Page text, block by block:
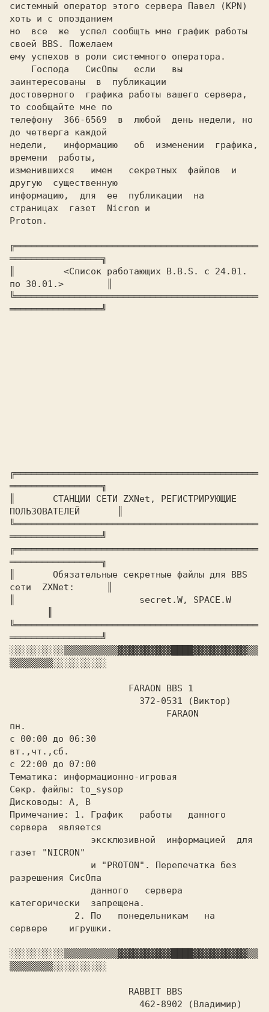
системный оператор этого сервера Павел (KPN)
хоть и с опозданием
но  все  же  успел сообщть мне график работы
своей BBS. Пожелаем
ему успехов в роли системного оператора.
заинтересованы  в  публикации
достоверного  графика работы вашего сервера,
то сообщайте мне по
телефону  366-6569  в  любой  день недели, но
до четверга каждой
недели,   информацию   об  изменении  графика,
времени  работы,
изменившихся   имен   секретных  файлов  и
другую  существенную
информацию,  для  ее  публикации  на
страницах  газет  Nicron и
Proton.
╔═════════════════════════════════════════════
═════════════════╗
<Список работающих B.B.S. с 24.01.
по 30.01.>
╚═════════════════════════════════════════════
╔═════════════════════════════════════════════
═════════════════╗
СТАHЦИИ СЕТИ ZXNet, РЕГИСТРИРУЮЩИЕ
ПОЛЬЗОВАТЕЛЕЙ
╚═════════════════════════════════════════════
═════════════════╝
╔═════════════════════════════════════════════
═════════════════╗
Обязательные секретные файлы для BBS
сети  ZXNet:
secret.W, SPACE.W
╚═════════════════════════════════════════════
░░░░░░░░░░▒▒▒▒▒▒▒▒▒▒▓▓▓▓▓▓▓▓▓▓ ▓▓▓▓▓▓▓▓▓▓▒▒
▒▒▒▒▒▒▒▒░░░░░░░░░░
пн.
с 00:00 до 06:30
вт.,чт.,сб.
с 22:00 до 07:00
Тематика: информационно-игровая
Секр. файлы: to_sysop
Дисководы: A,
B
Примечание: 1. График   работы   данного
сервера  является
эксклюзивной
информацией  для
газет "NICRON"
разрешения СисОпа
категорически  запрещена.
  2. По   понедельникам   на
сервере    игрушки.
░░░░░░░░░░▒▒▒▒▒▒▒▒▒▒▓▓▓▓▓▓▓▓▓▓ ▓▓▓▓▓▓▓▓▓▓▒▒
▒▒▒▒▒▒▒▒░░░░░░░░░░